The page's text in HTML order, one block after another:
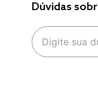
Dúvidas